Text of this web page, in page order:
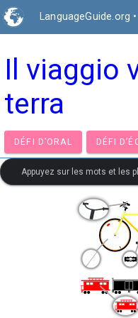
LanguageGuide.org •
Il viaggio
terra
DÉFI D’ORAL DÉFI
Appuyez sur les mots et les